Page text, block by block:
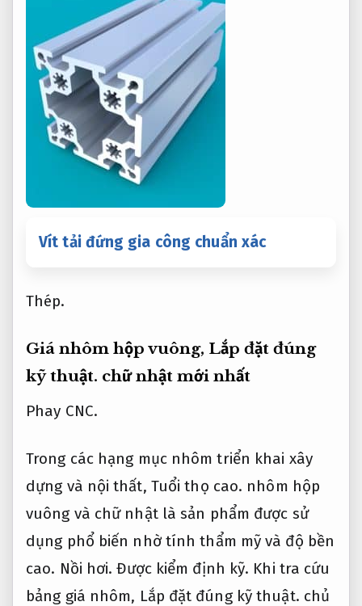
Vít tải đứng gia công chuẩn xác
Thép.
Giá nhôm hộp vuông, Lắp đặt đúng
kỹ thuật. chữ nhật mới nhất
Phay CNC.
Trong các hạng mục nhôm triển khai xây
dựng và nội thất, Tuổi thọ cao. nhôm hộp
vuông và chữ nhật là sản phẩm được sử
dụng phổ biến nhờ tính thẩm mỹ và độ bền
cao. Nồi hơi. Được kiểm định kỹ. Khi tra cứu
bảng giá nhôm, Lắp đặt đúng kỹ thuật. chủ